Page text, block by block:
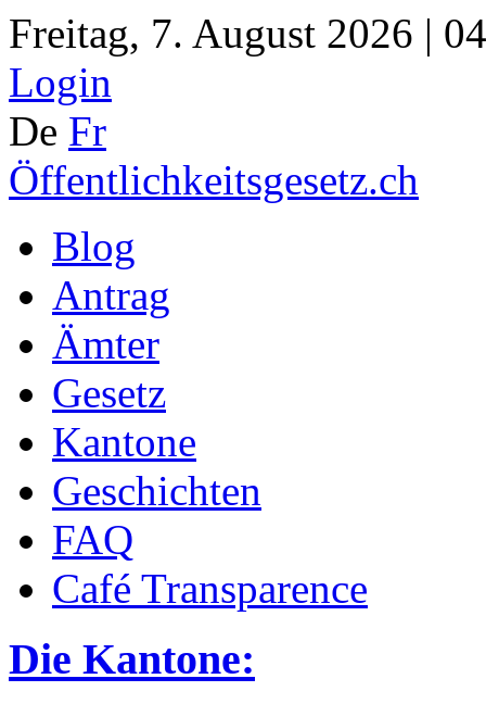
Freitag, 7. August 2026 |
Login
De Fr
Öffentlichkeitsgesetz.ch
Blog
Antrag
Ämter
Gesetz
Kantone
Geschichten
FAQ
Café Transparence
Die Kantone: